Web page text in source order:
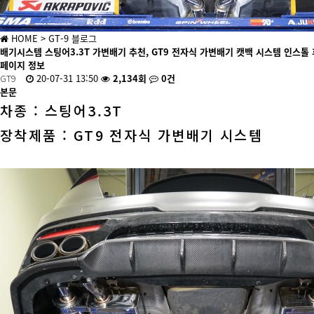
HOME > GT-9 블로그
배기시스템 스팅어3.3T 가변배기 추천, GT9 전자식 가변배기 캣백 시스템 인스톨
페이지 정보
GT9
20-07-31 13:50 2,134회
0건
본문
차종 : 스팅어3.3T
장착제품 : GT9 전자식 가변배기 시스템